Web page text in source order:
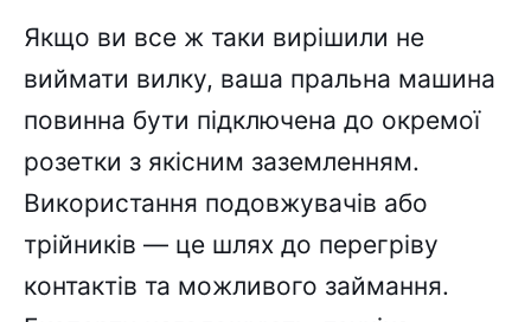
Якщо ви все ж таки вирішили не
виймати вилку, ваша пральна машина
повинна бути підключена до окремої
розетки з якісним заземленням.
Використання подовжувачів або
трійників — це шлях до перегріву
контактів та можливого займання.